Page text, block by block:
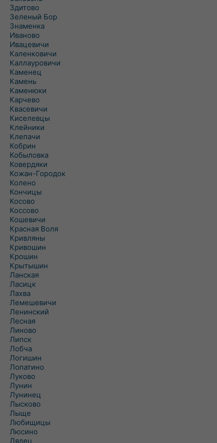
Здитово
Зеленый Бор
Знаменка
Иваново
Ивацевичи
Каленковичи
Каллауровичи
Каменец
Камень
Каменюки
Карчево
Квасевичи
Киселевцы
Клейники
Клепачи
Кобрин
Кобыловка
Ковердяки
Кожан-Городок
Колено
Кончицы
Косово
Коссово
Кошевичи
Красная Воля
Кривляны
Кривошин
Крошин
Крытышин
Ланская
Ласицк
Лахва
Лемешевичи
Ленинский
Лесная
Линово
Липск
Лобча
Логишин
Лопатино
Луково
Лунин
Лунинец
Лысково
Лыще
Любищицы
Люсино
Лядец